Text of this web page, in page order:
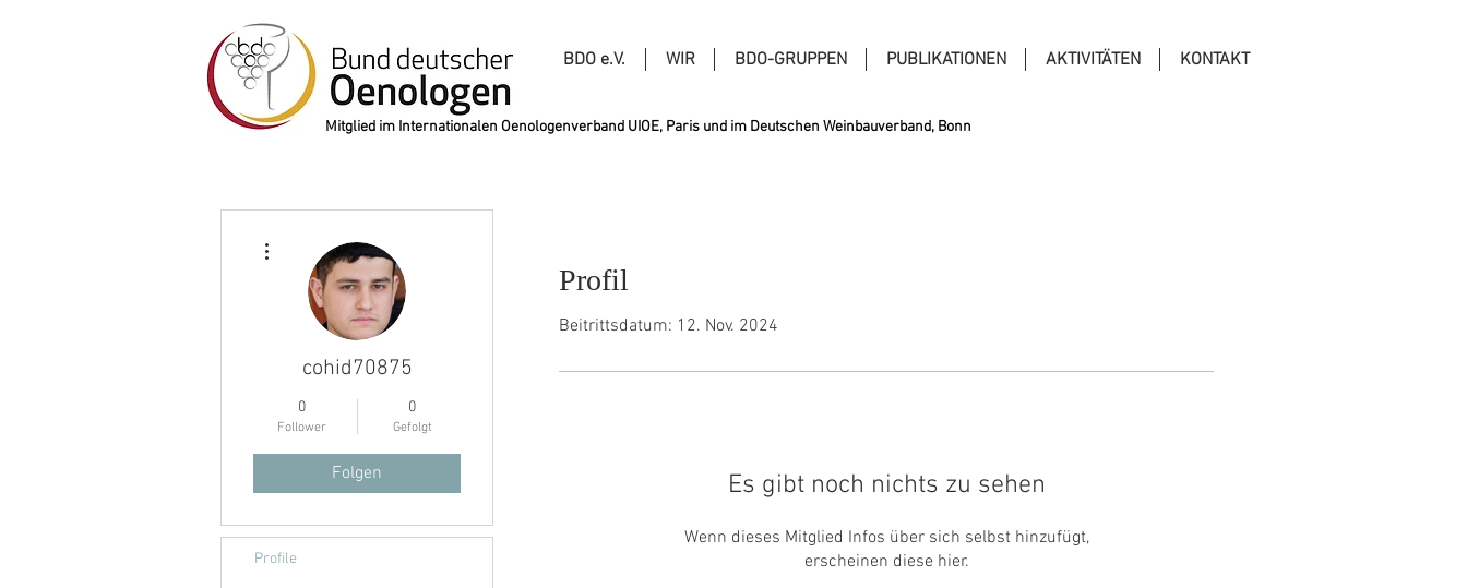
BDO e.V. WIR BDO-GRUPPEN PUBLIKATIONEN AKTIVITÄTEN KONTAKT
Mitglied im Internationalen Oenologenverband UIOE, Paris und im Deutschen Weinbauverband, Bonn
Profil
Beitrittsdatum: 12. Nov. 2024
Es gibt noch nichts zu sehen
Wenn dieses Mitglied Infos über sich selbst hinzufügt,
erscheinen diese hier.
cohid70875
0
Follower
0
Gefolgt
Folgen
Profile